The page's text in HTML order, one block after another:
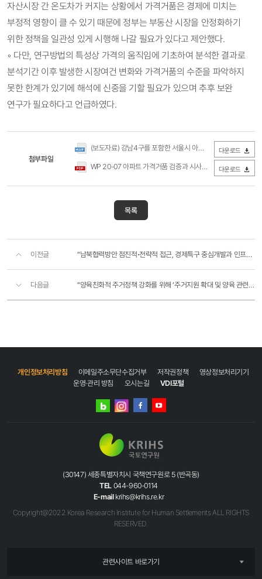
자산시장 간 온도차가 커지는 상황에서 가격거품은 경제에 미치는
부정적 영향이 클 수 있기 때문에 정부는 부동산 시장을 안정화하기
위한 정책을 일관성 있게 시행해 나갈 필요가 있다고 제안했다.
◦ 다만, 연구방법의 특성상 가격의 움직임에 기초하여 분석한 결과로
분석기간 이후 발생한 시장여건 변화와 가격거품의 수준을 파악하지
못한 한계가 있기에 해석에 신중을 기할 필요가 있으며 추후 보완
연구가 필요하다고 언급하였다.
첨부파일
(보도자료) 강남4구를 포함한 서울시 아파트 가격에 거품 가능성이 있는 것으로 나타남(국토연구원).hwp 다운로드
WP 20-07 아파트 가격거품 검증과 시사점(2012년~2020년 1월).pdf 다운로드
목록
이전글 “남북협력방안 점진적⋅전략적 접근, 경제특구 중심개발과 인프라, 주택공급 등 순차적 개발 필요"
다음글 “양육친화적 주거정책 강화를 위해 ‘주거지원 확대 및 양육 관련 시설과 서비스 개발 등’이 필요”
개인정보처리방침 이메일주소무단수집거부 저작권정책
영상정보처리기기
운영·관리 방침
오시는길 VDI포털
네이버
인스타그램
(30147) 세종특별자치시 국책연구원로 5 (반곡동)
TEL 044-960-0114
E-mail krihs@krihs.re.kr
Copyright@2022 Korea Research Institute for Human Settlements ALL RIGHTS
RESERVED.
관련사이트 바로가기